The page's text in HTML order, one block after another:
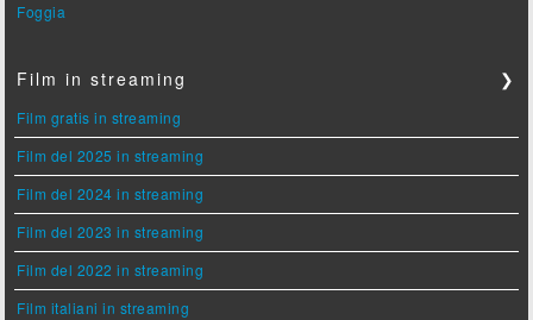
Foggia
Film in streaming ❯
Film gratis in streaming
Film del 2025 in streaming
Film del 2024 in streaming
Film del 2023 in streaming
Film del 2022 in streaming
Film italiani in streaming